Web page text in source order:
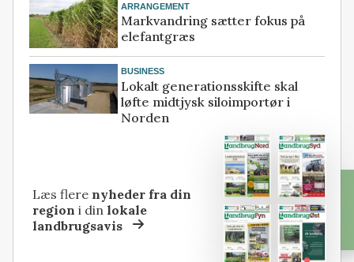
ARRANGEMENT
Markvandring sætter fokus på
elefantgræs
BUSINESS
Lokalt generationsskifte skal
løfte midtjysk siloimportør i
Norden
Læs flere nyheder fra din
region i dinlokale
landbrugsavis